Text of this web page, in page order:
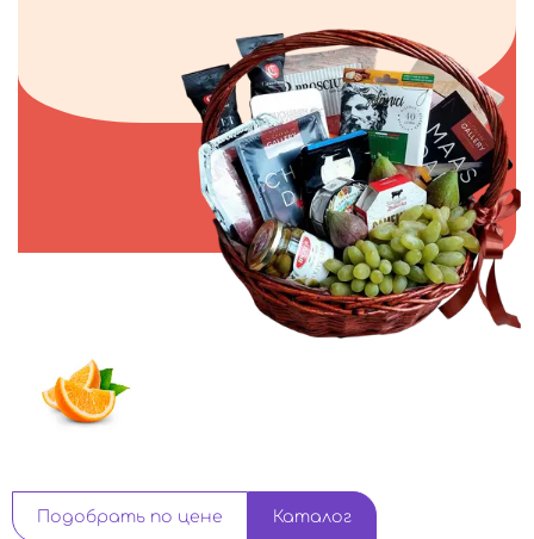
Подобрать по цене Каталог